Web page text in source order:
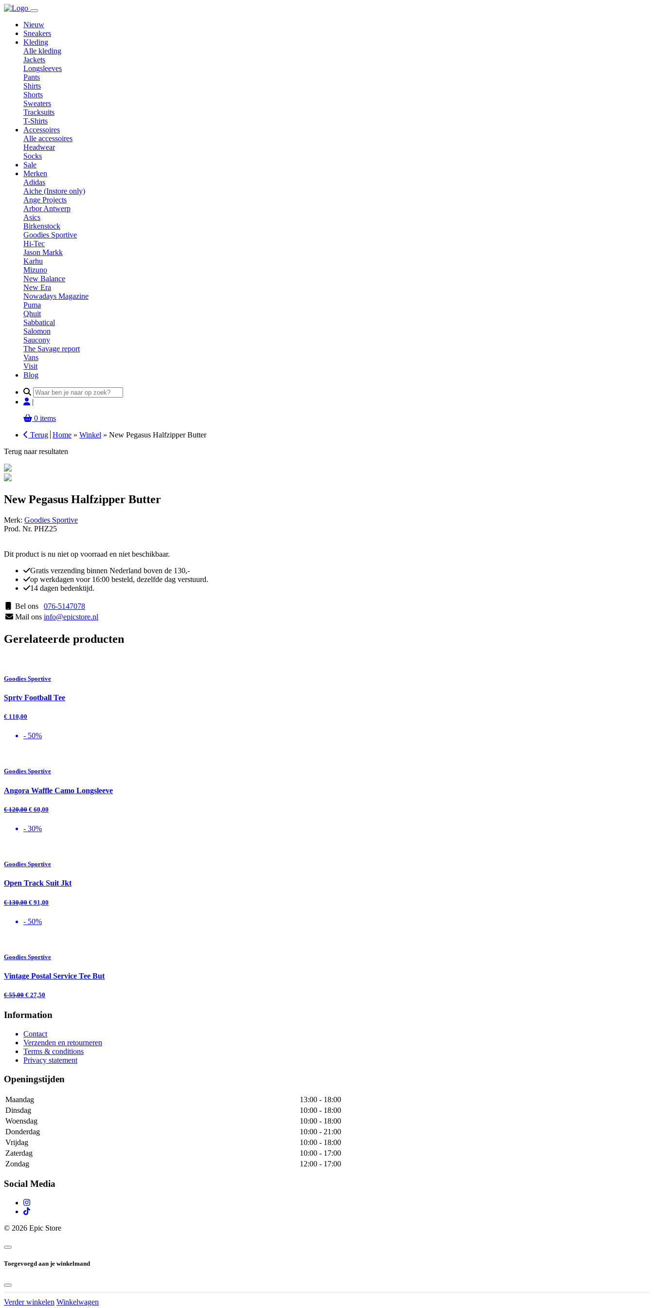
Nieuw
Sneakers
Kleding
Alle kleding
Jackets
Longsleeves
Pants
Shirts
Shorts
Sweaters
Tracksuits
T-Shirts
Accessoires
Alle accessoires
Headwear
Socks
Sale
Merken
Adidas
Aiche (Instore only)
Ange Projects
Arbor Antwerp
Asics
Birkenstock
Goodies Sportive
Hi-Tec
Jason Markk
Karhu
Mizuno
New Balance
New Era
Nowadays Magazine
Puma
Qhuit
Sabbatical
Salomon
Saucony
The Savage report
Vans
Visit
Blog
Search
for:
|
0 items
Terug Home » Winkel » New Pegasus Halfzipper Butter
Terug naar resultaten
New Pegasus Halfzipper Butter
Merk: Goodies Sportive
Prod. Nr. PHZ25
Dit product is nu niet op voorraad en niet beschikbaar.
Gratis verzending binnen Nederland boven de 130,-
op werkdagen voor 16:00 besteld, dezelfde dag verstuurd.
14 dagen bedenktijd.
Bel ons
076-5147078
Mail ons info@epicstore.nl
Gerelateerde producten
Goodies Sportive
Sprtv Football Tee
€ 110,00
- 50%
Goodies Sportive
Angora Waffle Camo Longsleeve
€120,00 € 60,00
- 30%
Goodies Sportive
Open Track Suit Jkt
€130,00 € 91,00
- 50%
Goodies Sportive
Vintage Postal Service Tee But
€55,00 € 27,50
Information
Contact
Verzenden en retourneren
Terms & conditions
Privacy statement
Openingstijden
Maandag
13:00 - 18:00
Dinsdag
10:00 - 18:00
Woensdag
10:00 - 18:00
Donderdag
10:00 - 21:00
Vrijdag
10:00 - 18:00
Zaterdag
10:00 - 17:00
Zondag
12:00 - 17:00
Social Media
© 2026 Epic Store
Toegevoegd aan je winkelmand
Verder winkelen Winkelwagen